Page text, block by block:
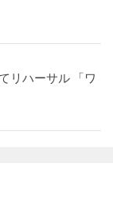
リハーサル 「ワ